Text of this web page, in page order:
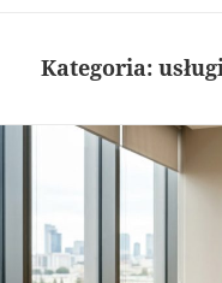
Kategoria: